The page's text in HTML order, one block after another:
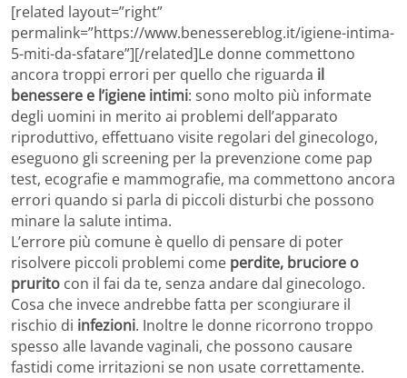
[related layout=”right”
permalink=”https://www.benessereblog.it/igiene-intima-
5-miti-da-sfatare”][/related]Le donne commettono
ancora troppi errori per quello che riguarda il
benessere e l’igiene intimi: sono molto più informate
degli uomini in merito ai problemi dell’apparato
riproduttivo, effettuano visite regolari del ginecologo,
eseguono gli screening per la prevenzione come pap
test, ecografie e mammografie, ma commettono ancora
errori quando si parla di piccoli disturbi che possono
minare la salute intima.
L’errore più comune è quello di pensare di poter
risolvere piccoli problemi come perdite, bruciore o
prurito con il fai da te, senza andare dal ginecologo.
Cosa che invece andrebbe fatta per scongiurare il
rischio di infezioni. Inoltre le donne ricorrono troppo
spesso alle lavande vaginali, che possono causare
fastidi come irritazioni se non usate correttamente.